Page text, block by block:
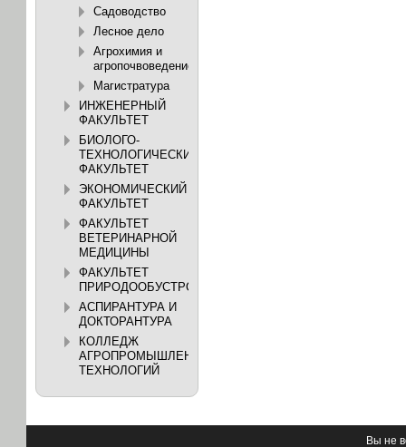
Садоводство
Лесное дело
Агрохимия и
агропочвоведение
Магистратура
ИНЖЕНЕРНЫЙ
ФАКУЛЬТЕТ
БИОЛОГО-
ТЕХНОЛОГИЧЕСКИЙ
ФАКУЛЬТЕТ
ЭКОНОМИЧЕСКИЙ
ФАКУЛЬТЕТ
ФАКУЛЬТЕТ
ВЕТЕРИНАРНОЙ
МЕДИЦИНЫ
ФАКУЛЬТЕТ
ПРИРОДООБУСТРОЙСТВА
АСПИРАНТУРА И
ДОКТОРАНТУРА
КОЛЛЕДЖ
АГРОПРОМЫШЛЕННЫХ
ТЕХНОЛОГИЙ
Вы не